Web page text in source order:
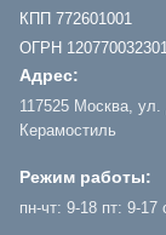
КПП 772601001
ОГРН
Адрес:
117525 Москва,
Керамостиль
Режим работы:
пн-чт: 9-18 пт: 9-17